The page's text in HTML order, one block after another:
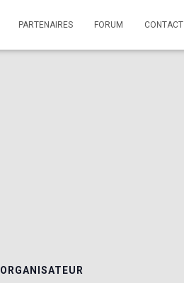
PARTENAIRES FORUM CONTACT
ORGANISATEUR